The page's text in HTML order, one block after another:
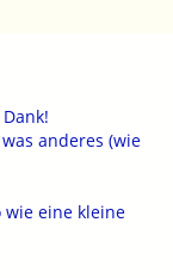
anderes (wie
wie eine kleine